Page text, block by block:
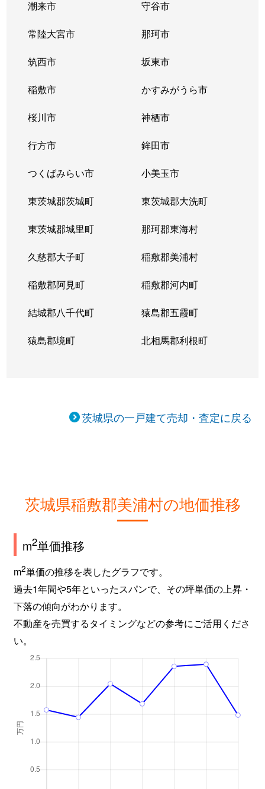
潮来市 守谷市
常陸大宮市 那珂市
筑西市 坂東市
稲敷市 かすみがうら市
桜川市 神栖市
行方市 鉾田市
つくばみらい市 小美玉市
東茨城郡茨城町 東茨城郡大洗町
東茨城郡城里町 那珂郡東海村
久慈郡大子町 稲敷郡美浦村
稲敷郡阿見町 稲敷郡河内町
結城郡八千代町 猿島郡五霞町
猿島郡境町 北相馬郡利根町
茨城県の一戸建て売却・査定に戻る
茨城県稲敷郡美浦村の地価推移
m2単価推移
m2単価の推移を表したグラフです。
過去1年間や5年といったスパンで、その坪単価の上昇・
下落の傾向がわかります。
不動産を売買するタイミングなどの参考にご活用くださ
い。